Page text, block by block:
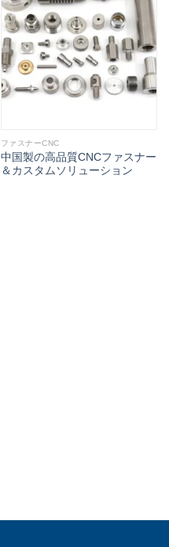
ファスナーCNC
中国製の高品質CNCファスナー
＆カスタムソリューション